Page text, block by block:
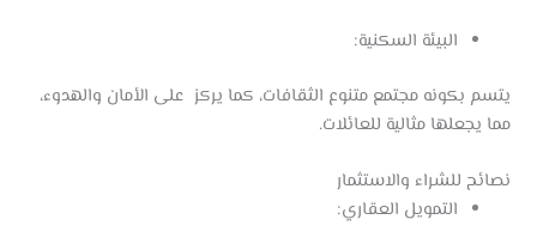
البيئة السكنية:
يتسم بكونه مجتمع متنوع الثقافات، كما يركز على الأمان والهدوء،
مما يجعلها مثالية للعائلات.
نصائح للشراء والاستثمار
التمويل العقاري: